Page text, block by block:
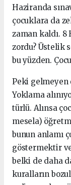
Haziranda
çocuklara da
zaman kaldı. 8
zordu? Üstelik
bu yüzden.
Peki gelmeyen
Yoklama
türlü. Alınsa
mesela)
bunun anlamı
göstermektir
belki de daha
kuralların